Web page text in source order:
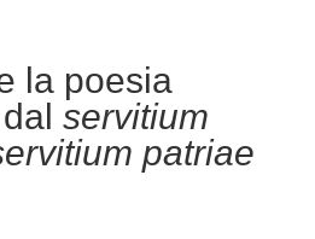
la poesia
servitium
patriae